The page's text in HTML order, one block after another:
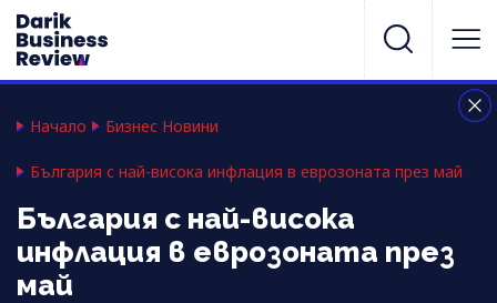
Начало Бизнес Новини
България с най-висока инфлация в еврозоната през май
България с най-висока
инфлация в еврозоната през
май